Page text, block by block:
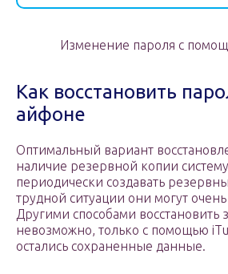
Изменение пароля с
Как восстановить
айфоне
Оптимальный вариант
наличие резервной копии
периодически создавать
трудной ситуации они могут
Другими способами восстановить
невозможно, только с помощью
остались сохраненные данные.